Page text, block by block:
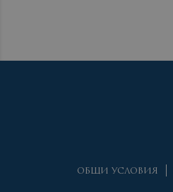
ОБЩИ УСЛОВИЯ